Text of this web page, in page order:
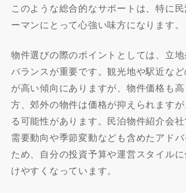
このような総合的なサポートは、特に
ーマンにとって心強い味方になります。
物件選びの際のポイントとしては、立
バランスが重要です。観光地や駅近な
が高い傾向にありますが、物件価格も
方、郊外の物件は価格が抑えられます
る可能性があります。民泊物件紹介会
需要動向や季節変動なども含めたアド
ため、自分の投資予算や運営スタイル
けやすくなっています。